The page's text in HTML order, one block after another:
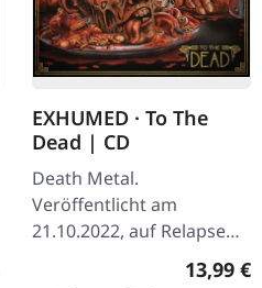
EXHUMED · To The
Dead | CD
Death Metal.
Veröffentlicht am
21.10.2022, auf Relapse
Records. CD im Jewelcase.
13,99 €